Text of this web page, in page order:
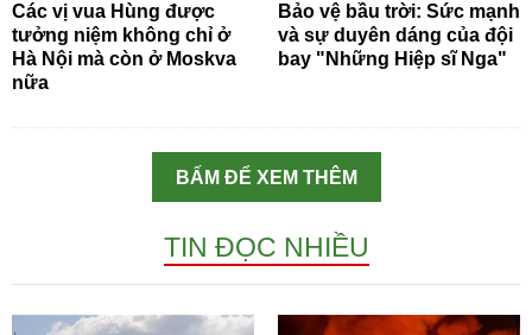
Các vị vua Hùng được
tưởng niệm không chỉ ở
Hà Nội mà còn ở Moskva
nữa
Bảo vệ bầu trời: Sức mạnh
và sự duyên dáng của đội
bay "Những Hiệp sĩ Nga"
BẤM ĐỂ XEM THÊM
TIN ĐỌC NHIỀU